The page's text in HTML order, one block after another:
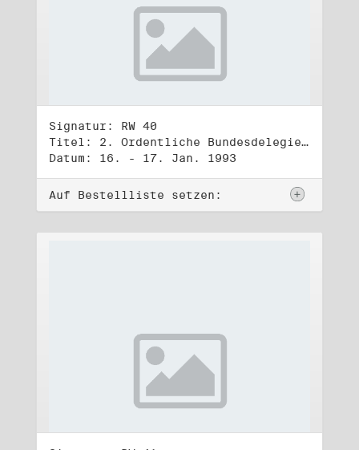
Signatur: RW 40
Titel: 2. Ordentliche Bundesdelegiertenversammlung (16.-17.1.1993)
Datum: 16. - 17. Jan. 1993
Auf Bestellliste setzen: